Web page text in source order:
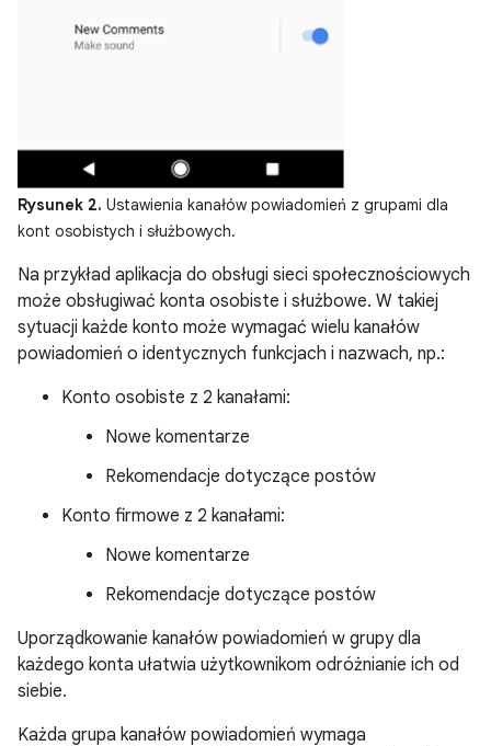
Rysunek 2. Ustawienia kanałów powiadomień z grupami dla
kont osobistych i służbowych.
Na przykład aplikacja do obsługi sieci społecznościowych
może obsługiwać konta osobiste i służbowe. W takiej
sytuacji każde konto może wymagać wielu kanałów
powiadomień o identycznych funkcjach i nazwach, np.:
Konto osobiste z 2 kanałami:
Nowe komentarze
Rekomendacje dotyczące postów
Konto firmowe z 2 kanałami:
Nowe komentarze
Rekomendacje dotyczące postów
Uporządkowanie kanałów powiadomień w grupy dla
każdego konta ułatwia użytkownikom odróżnianie ich od
siebie.
Każda grupa kanałów powiadomień wymaga